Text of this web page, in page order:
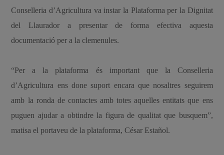
Conselleria d’Agricultura va instar la Plataforma per la Dignitat
del Llaurador a presentar de forma efectiva aquesta
documentació per a la clemenules.
“Per a la plataforma és important que la Conselleria
d’Agricultura ens done suport encara que nosaltres seguirem
amb la ronda de contactes amb totes aquelles entitats que ens
puguen ajudar a obtindre la figura de qualitat que busquem”,
matisa el portaveu de la plataforma, César Estañol.